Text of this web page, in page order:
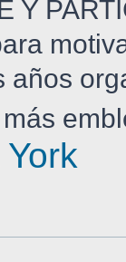
Y
años